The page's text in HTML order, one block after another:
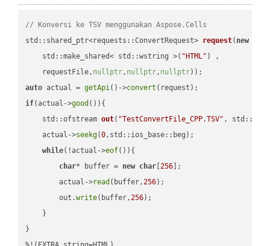
// Konversi ke TSV menggunakan Aspose.Cells
std::shared_ptr<requests::ConvertRequest> request( new
    std::make_shared< std::wstring >(
"HTML" ) ,
    requestFile,
nullptr, nullptr, nullptr))
auto actual = getApi()->convert
if(actual->good ()){
std::ofstream out( "TestConvertFile_CPP.TSV" ,
    actual->
seekg(0,std::ios_base::beg);
while(!actual->eof()){
char* buffer = new char [256 ];
        actual->
read (buffer,256);
        out.
write(buffer,256);
    }
}